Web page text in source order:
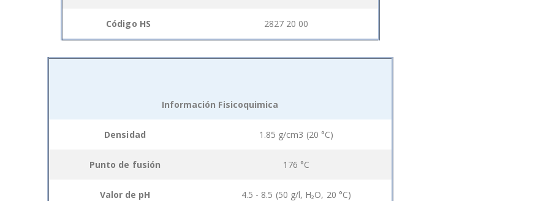
Código HS 2827 20 00
Información Fisicoquimica
Densidad 1.85 g/cm3 (20 °C)
Punto de fusión 176 °C
Valor de pH 4.5 - 8.5 (50 g/l, H₂O, 20 °C)